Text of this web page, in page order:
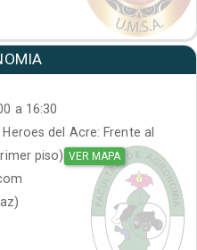
a 16:30
del Acre: Frente al
piso) VER MAPA